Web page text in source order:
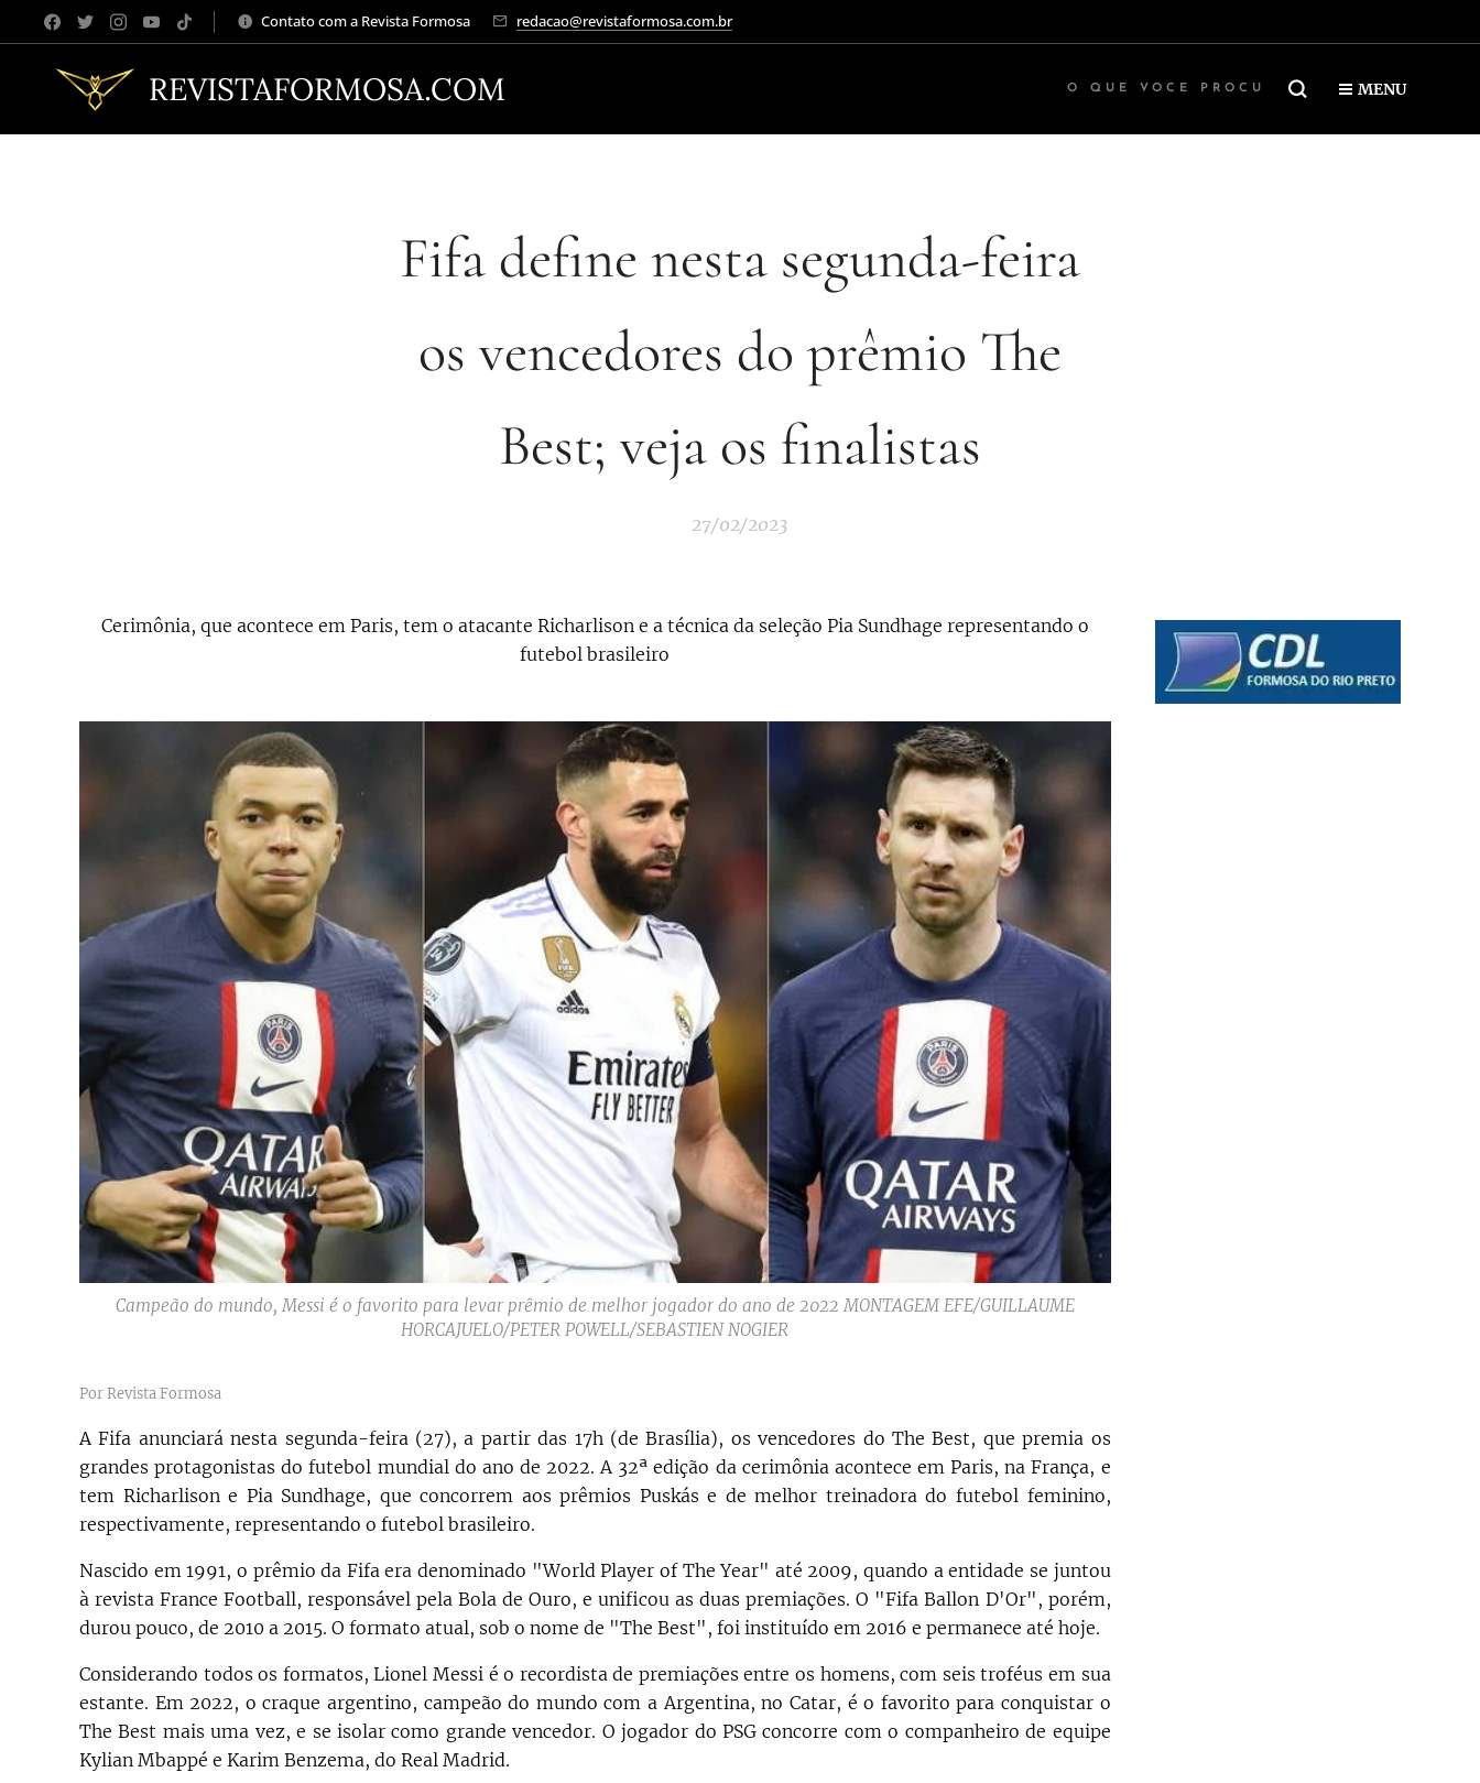
Contato com a Revista Formosa redacao@revistaformosa.com.br
REVISTAFORMOSA.COM MENU
Fifa define nesta segunda-feira
os vencedores do prêmio The
Best; veja os finalistas
27/02/2023
Cerimônia, que acontece em Paris, tem o atacante Richarlison e a técnica da seleção Pia Sundhage representando o
futebol brasileiro
Campeão do mundo, Messi é o favorito para levar prêmio de melhor jogador do ano de 2022 MONTAGEM EFE/GUILLAUME
HORCAJUELO/PETER POWELL/SEBASTIEN NOGIER
Por Revista Formosa
A Fifa anunciará nesta segunda-feira (27), a partir das 17h (de Brasília), os vencedores do The Best, que premia os
grandes protagonistas do futebol mundial do ano de 2022. A 32ª edição da cerimônia acontece em Paris, na França, e
tem Richarlison e Pia Sundhage, que concorrem aos prêmios Puskás e de melhor treinadora do futebol feminino,
respectivamente, representando o futebol brasileiro.
Nascido em 1991, o prêmio da Fifa era denominado "World Player of The Year" até 2009, quando a entidade se juntou
à revista France Football, responsável pela Bola de Ouro, e unificou as duas premiações. O "Fifa Ballon D'Or", porém,
durou pouco, de 2010 a 2015. O formato atual, sob o nome de "The Best", foi instituído em 2016 e permanece até hoje.
Considerando todos os formatos, Lionel Messi é o recordista de premiações entre os homens, com seis troféus em sua
estante. Em 2022, o craque argentino, campeão do mundo com a Argentina, no Catar, é o favorito para conquistar o
The Best mais uma vez, e se isolar como grande vencedor. O jogador do PSG concorre com o companheiro de equipe
Kylian Mbappé e Karim Benzema, do Real Madrid.